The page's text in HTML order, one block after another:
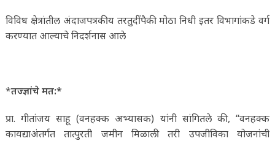
विविध क्षेत्रांतील अंदाजपत्रकीय तरतुदींपैकी मोठा निधी इतर विभागांकडे वर्ग
करण्यात आल्याचे निदर्शनास आले
*तज्ज्ञांचे मत:*
प्रा. गीतांजय साहू (वनहक्क अभ्यासक) यांनी सांगितले की, “वनहक्क
कायद्याअंतर्गत तात्पुरती जमीन मिळाली तरी उपजीविका योजनांची